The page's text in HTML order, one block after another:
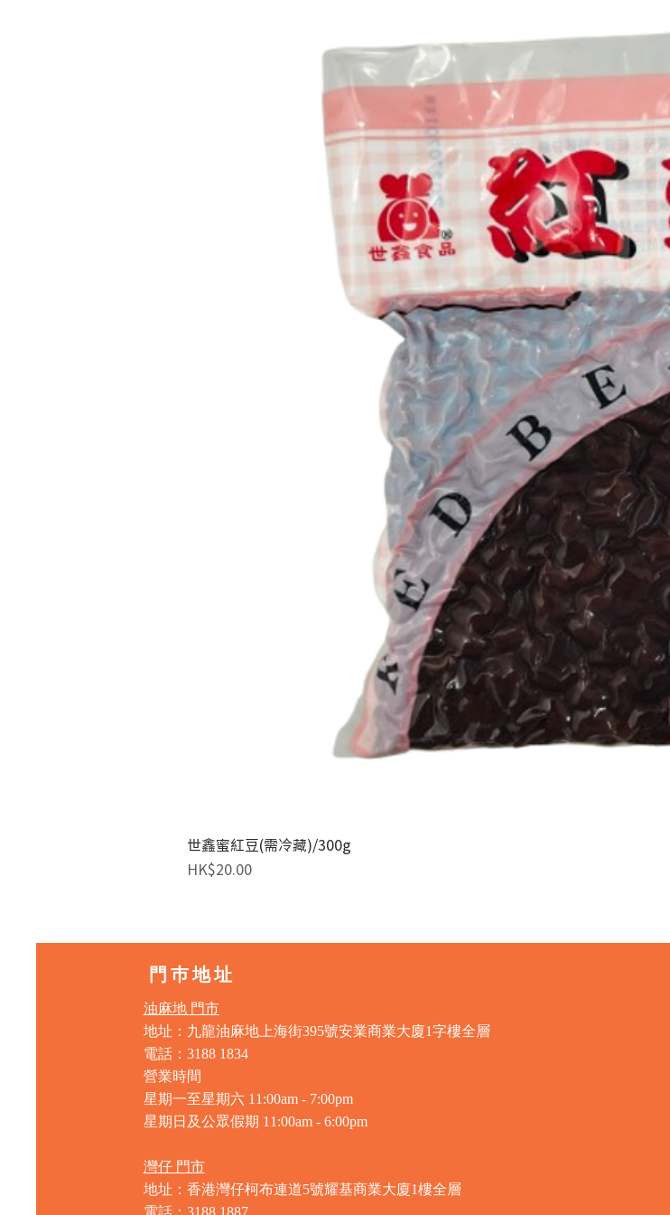
世鑫蜜紅豆(需冷藏)/300g
價格
HK$20.00
門巿地址
油麻地 門市
地址：九龍油麻地上海街395號安業商業大廈1字樓全層
電話：3188 1834
營業時間
星期一至星期六 11:00am - 7:00pm
星期日及公眾假期 11:00am - 6:00pm
灣仔 門市
地址：香港灣仔柯布連道5號耀基商業大廈1樓全層